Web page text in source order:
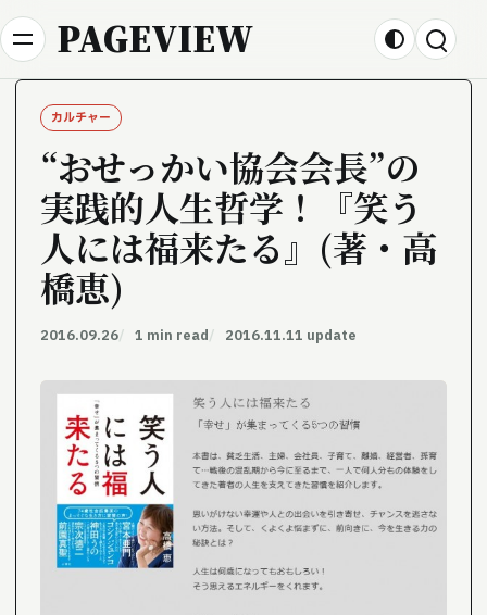
Skip to contentPAGEVIEW
カルチャー
“おせっかい協会会長”の
実践的人生哲学！『笑う
人には福来たる』(著・高
橋恵)
2016.09.26 1 min read 2016.11.11 update